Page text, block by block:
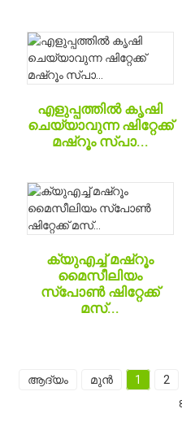
എളുപ്പത്തിൽ കൃഷി
ചെയ്യാവുന്ന ഷിറ്റേക്ക്
മഷ്റൂം സ്പാ...
ക്യുഎച്ച് മഷ്റൂം
മൈസീലിയം
സ്പോൺ ഷിറ്റേക്ക്
മസ്...
ആദ്യം മുൻ 1 2